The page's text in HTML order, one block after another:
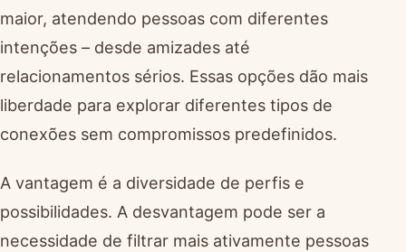
maior, atendendo pessoas com diferentes
intenções – desde amizades até
relacionamentos sérios. Essas opções dão mais
liberdade para explorar diferentes tipos de
conexões sem compromissos predefinidos.
A vantagem é a diversidade de perfis e
possibilidades. A desvantagem pode ser a
necessidade de filtrar mais ativamente pessoas